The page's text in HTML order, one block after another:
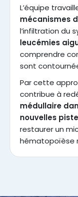
L’équipe
mécanismes
l’infiltration du
leucémies
comprendre
sont
Par cette
contribue à
médullaire
nouvelles
restaurer un
hématopoïèse